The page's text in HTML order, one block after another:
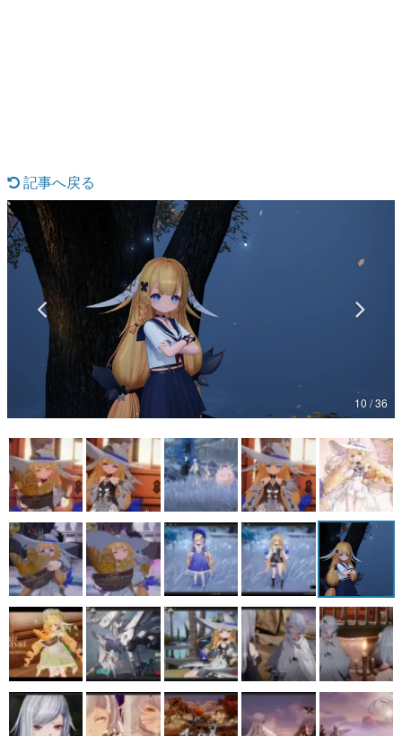
です。
ゲームが変えた日本語
「経験値」「裏技」「ラスボス」… ゲームにまつわる言葉
の起源や用法の変遷を、コンピューター文化史研究家・タ
イニーP氏が徹底調査。
カテゴリ
特集記事
女性向け
アプリレビュー
その他
電ファミニコゲーマーとは？
運営：株式会社マレ
記事へ戻る
10 / 36